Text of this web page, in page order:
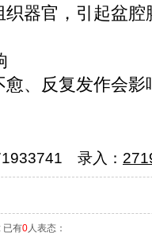
器官，引起盆
、反复发作会影
录入：
已有0人表态：